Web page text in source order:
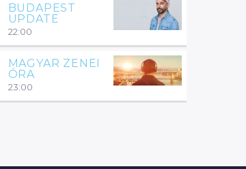
BUDAPEST
UPDATE
22:00
MAGYAR ZENEI
ÓRA
23:00